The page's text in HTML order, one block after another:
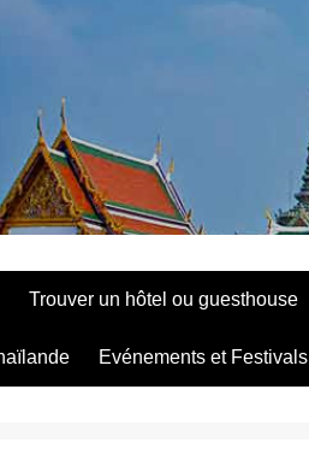
Trouver un hôtel ou guesthouse
Evénements et Festivals